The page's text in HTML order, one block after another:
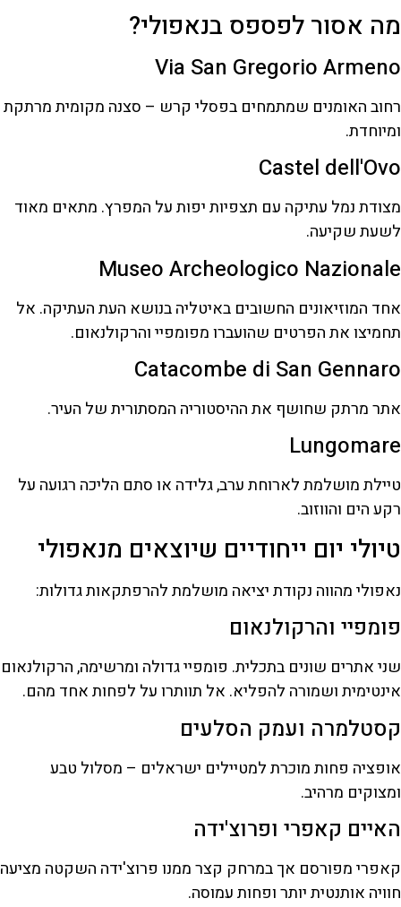
מה אסור לפספס בנאפולי?
Via San Gregorio Armeno
רחוב האומנים שמתמחים בפסלי קרש – סצנה מקומית מרתקת
ומיוחדת.
Castel dell'Ovo
מצודת נמל עתיקה עם תצפיות יפות על המפרץ. מתאים מאוד
לשעת שקיעה.
Museo Archeologico Nazionale
אחד המוזיאונים החשובים באיטליה בנושא העת העתיקה. אל
תחמיצו את הפרטים שהועברו מפומפיי והרקולנאום.
Catacombe di San Gennaro
אתר מרתק שחושף את ההיסטוריה המסתורית של העיר.
Lungomare
טיילת מושלמת לארוחת ערב, גלידה או סתם הליכה רגועה על
רקע הים והווזוב.
טיולי יום ייחודיים שיוצאים מנאפולי
נאפולי מהווה נקודת יציאה מושלמת להרפתקאות גדולות:
פומפיי והרקולנאום
שני אתרים שונים בתכלית. פומפיי גדולה ומרשימה, הרקולנאום
אינטימית ושמורה להפליא. אל תוותרו על לפחות אחד מהם.
קסטלמרה ועמק הסלעים
אופציה פחות מוכרת למטיילים ישראלים – מסלול טבע
ומצוקים מרהיב.
האיים קאפרי ופרוצ'ידה
קאפרי מפורסם אך במרחק קצר ממנו פרוצ'ידה השקטה מציעה
חוויה אותנטית יותר ופחות עמוסה.